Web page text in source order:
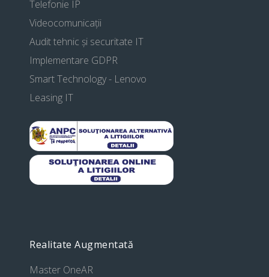
Telefonie IP
Videocomunicații
Audit tehnic și securitate IT
Implementare GDPR
Smart Technology - Lenovo
Leasing IT
Realitate Augmentată
Master OneAR